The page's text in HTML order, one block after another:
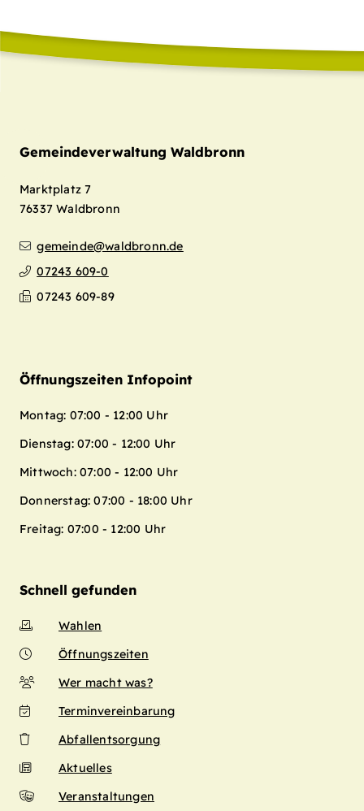
Gemeindeverwaltung Waldbronn
Marktplatz 7
76337 Waldbronn
gemeinde@waldbronn.de
07243 609-0
07243 609-89
Öffnungszeiten Infopoint
Montag: 07:00 - 12:00 Uhr
Dienstag: 07:00 - 12:00 Uhr
Mittwoch: 07:00 - 12:00 Uhr
Donnerstag: 07:00 - 18:00 Uhr
Freitag: 07:00 - 12:00 Uhr
Schnell gefunden
Wahlen
Öffnungszeiten
Wer macht was?
Terminvereinbarung
Abfallentsorgung
Aktuelles
Veranstaltungen